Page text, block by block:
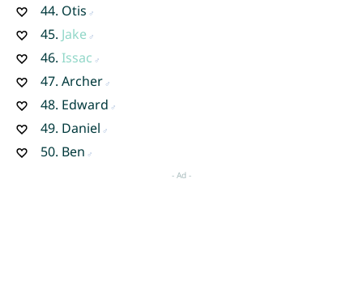
44. Otis
45. Jake
46. Issac
47. Archer
48. Edward
49. Daniel
50. Ben